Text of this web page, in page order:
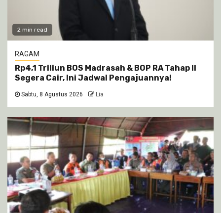
2 min read
RAGAM
Rp4,1 Triliun BOS Madrasah & BOP RA Tahap II
Segera Cair, Ini Jadwal Pengajuannya!
Sabtu, 8 Agustus 2026 Lia